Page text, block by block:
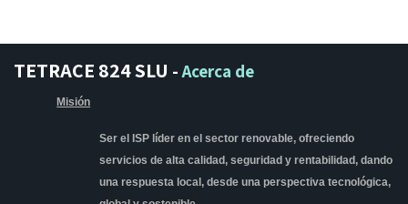
TETRACE 824 SLU -Acerca de
Misión
Ser el ISP líder en el sector renovable, ofreciendo
servicios de alta calidad, seguridad y rentabilidad, dando
una respuesta local, desde una perspectiva tecnológica,